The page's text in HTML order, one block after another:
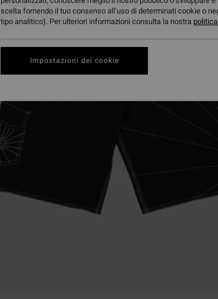
scelta fornendo il tuo consenso all’uso di determinati cookie o
tipo analitico). Per ulteriori informazioni consulta la nostra
Impostazioni dei cookie